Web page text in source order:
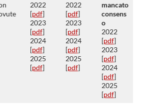
2022
[pdf]
2023
[pdf]
2024
[pdf]
2025
[pdf]
2022
[pdf]
2023
[pdf]
2024
[pdf]
2025
[pdf]
mancato
consens
o
2022
[pdf]
2023
[pdf]
2024
[pdf]
2025
[pdf]